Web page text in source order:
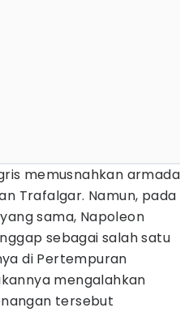
memusnahkan armada
Trafalgar. Namun, pada
sama, Napoleon
sebagai salah satu
di Pertempuran
mengalahkan
tersebut